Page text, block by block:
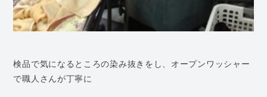
検品で気になるところの染み抜きをし、オープンワッシャー
で職人さんが丁寧に